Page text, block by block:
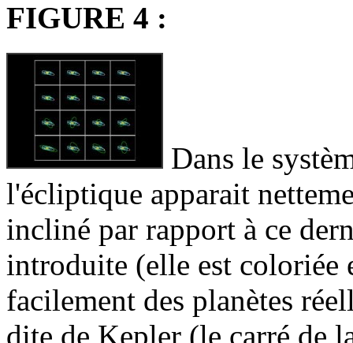
FIGURE 4 :
Dans le
l'écliptique apparait
incliné par rapport à ce
introduite (elle est coloriée
facilement des planètes
dite de Kepler (le carré de